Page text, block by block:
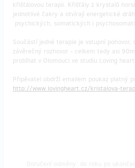
křišťálovou terapii. Křišťály z krystalů
jednotlivé čakry a otvírají energetické
psychických, somatických i
Součástí jedné terapie je vstupní pohovor,
závěrečný rozhovor - celkem tedy asi
probíhat v Olomouci ve studiu Loving heart.
Připěvatel obdrží emailem poukaz platný
http://www.lovingheart.cz/kristalova-